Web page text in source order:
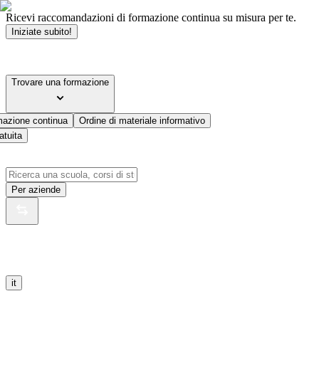
Ricevi raccomandazioni di formazione continua su misura per te.
Iniziate subito!
Trovare una formazione
continua
Ordine di materiale informativo
Per aziende
it